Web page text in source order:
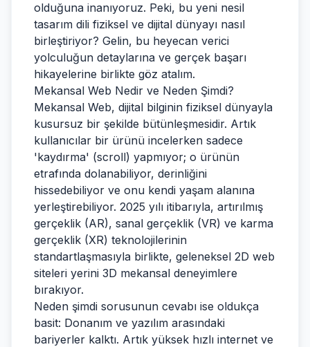
olduğuna inanıyoruz. Peki, bu yeni nesil
tasarım dili fiziksel ve dijital dünyayı nasıl
birleştiriyor? Gelin, bu heyecan verici
yolculuğun detaylarına ve gerçek başarı
hikayelerine birlikte göz atalım.
Mekansal Web Nedir ve Neden Şimdi?
Mekansal Web, dijital bilginin fiziksel dünyayla
kusursuz bir şekilde bütünleşmesidir. Artık
kullanıcılar bir ürünü incelerken sadece
'kaydırma' (scroll) yapmıyor; o ürünün
etrafında dolanabiliyor, derinliğini
hissedebiliyor ve onu kendi yaşam alanına
yerleştirebiliyor. 2025 yılı itibarıyla, artırılmış
gerçeklik (AR), sanal gerçeklik (VR) ve karma
gerçeklik (XR) teknolojilerinin
standartlaşmasıyla birlikte, geleneksel 2D web
siteleri yerini 3D mekansal deneyimlere
bırakıyor.
Neden şimdi sorusunun cevabı ise oldukça
basit: Donanım ve yazılım arasındaki
bariyerler kalktı. Artık yüksek hızlı internet ve